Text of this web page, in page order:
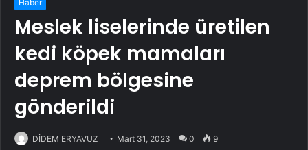
Haber
Meslek liselerinde üretilen
kedi köpek mamaları
deprem bölgesine
gönderildi
DİDEM ERYAVUZ Mart 31, 2023 0 9